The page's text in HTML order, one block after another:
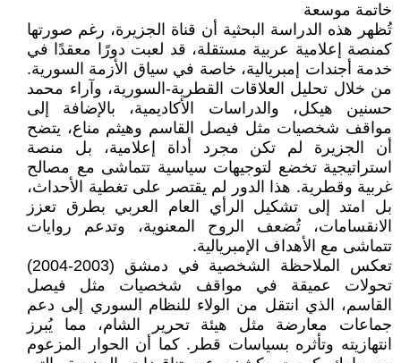
خاتمة موسعة
تُظهر هذه الدراسة البحثية أن قناة الجزيرة، رغم صورتها
كمنصة إعلامية عربية مستقلة، قد لعبت دورًا معقدًا في
خدمة أجندات إمبريالية، خاصة في سياق الأزمة السورية.
من خلال تحليل العلاقات القطرية-السورية، وآراء محمد
حسنين هيكل، والدراسات الأكاديمية، بالإضافة إلى
مواقف شخصيات مثل فيصل القاسم وهيثم مناع، يتضح
أن الجزيرة لم تكن مجرد أداة إعلامية، بل منصة
استراتيجية تخضع لتوجيهات سياسية تتماشى مع مصالح
غربية وقطرية. هذا الدور لم يقتصر على تغطية الأحداث،
بل امتد إلى تشكيل الرأي العام العربي بطرق تعزز
الانقسامات، تُضعف الروح المعنوية، وتدعم روايات
تتماشى مع الأهداف الإمبريالية.
تعكس الملاحظة الشخصية في دمشق (2003-2004)
تحولات عميقة في مواقف شخصيات مثل فيصل
القاسم، الذي انتقل من الولاء للنظام السوري إلى دعم
جماعات معارضة مثل هيئة تحرير الشام، مما يُبرز
انتهازيته وتأثره بسياسات قطر. كما أن الحوار المزعوم